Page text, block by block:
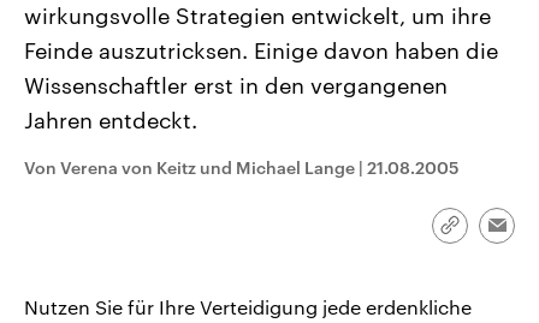
USA
Aktuelle Beiträge, Analysen und
Hintergründe
Wirtschaftlich und militärisch
gehören die Vereinigten Staaten zu
den mächtigsten Ländern der Erde,
mit großem Einfluss auf das
Nahostkonflikt
Aktuelle Lage und
Der Überfall der
Oktober 2023 auf Israel
Libanon vom Iran
wirkungsvolle Strategien entwickelt, um ihre
Feinde auszutricksen. Einige davon haben die
Wissenschaftler erst in den vergangenen
Jahren entdeckt.
Von Verena von Keitz und Michael Lange | 21.08.2005
Link
Nutzen Sie für Ihre Verteidigung jede erdenkliche